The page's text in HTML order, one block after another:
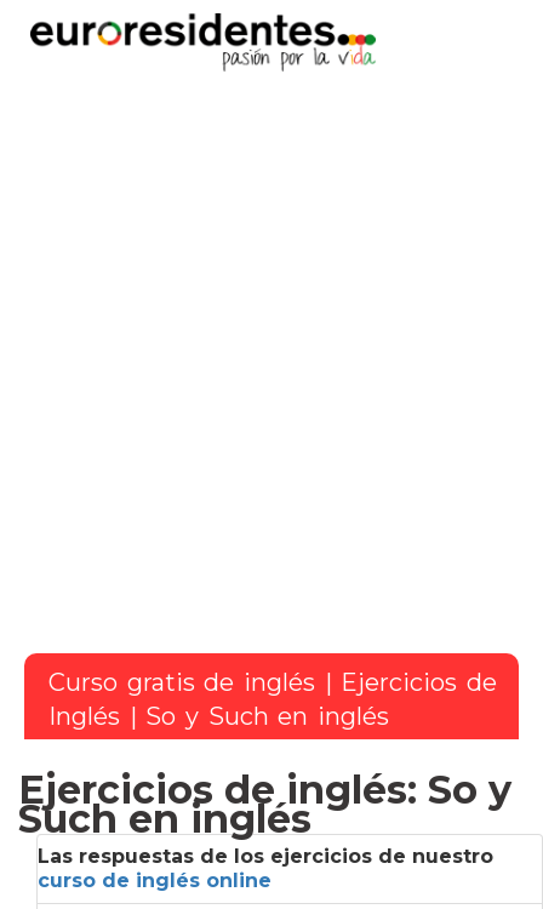
Curso gratis de inglés
Ejercicios de
Inglés
| So y Such en inglés
Ejercicios de inglés: So y
Such en inglés
Las respuestas de los ejercicios de nuestro
curso de inglés online